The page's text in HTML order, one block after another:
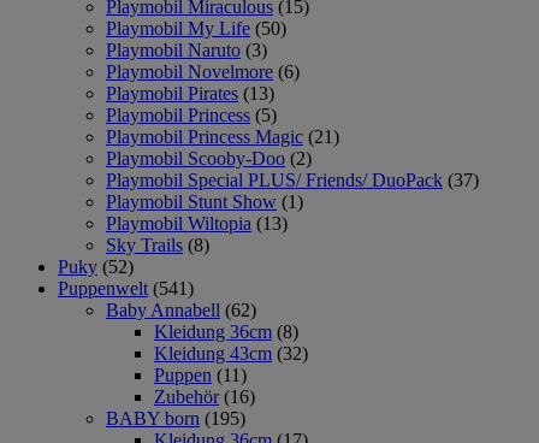
Playmobil Miraculous (15)
Playmobil My Life (50)
Playmobil Naruto (3)
Playmobil Novelmore (6)
Playmobil Pirates (13)
Playmobil Princess (5)
Playmobil Princess Magic (21)
Playmobil Scooby-Doo (2)
Playmobil Special PLUS/ Friends/ DuoPack (37)
Playmobil Stunt Show (1)
Playmobil Wiltopia (13)
Sky Trails (8)
Puky (52)
Puppenwelt (541)
Baby Annabell (62)
Kleidung 36cm (8)
Kleidung 43cm (32)
Puppen (11)
Zubehör (16)
BABY born (195)